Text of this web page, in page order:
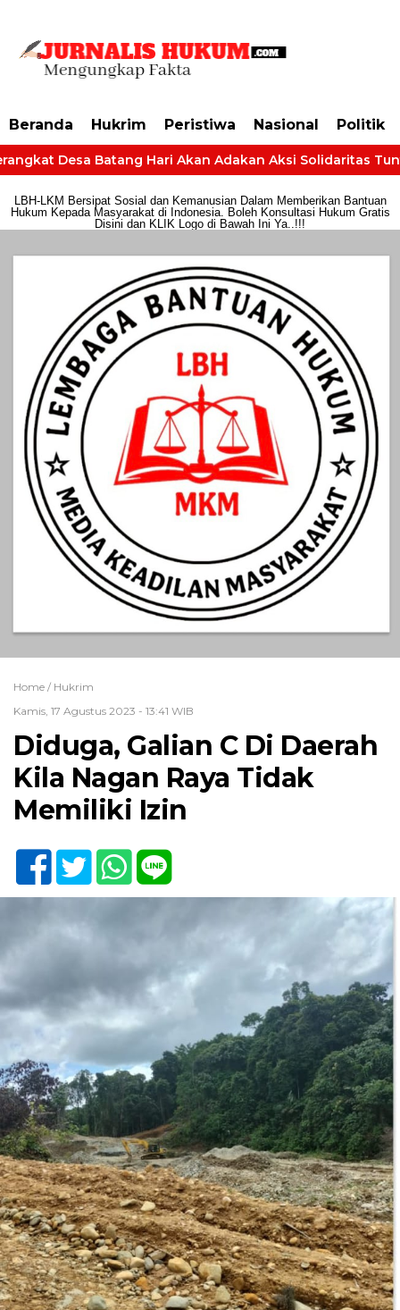
Beranda Hukrim Peristiwa Nasional Politik
Desa Batang Hari Akan Adakan Aksi Solidaritas
LBH-LKM Bersipat Sosial dan Kemanusian Dalam Memberikan Bantuan
Hukum Kepada Masyarakat di Indonesia. Boleh Konsultasi Hukum Gratis
Disini dan KLIK Logo di Bawah Ini Ya..!!!
Home / Hukrim
Kamis, 17 Agustus 2023 - 13:41 WIB
Diduga, Galian C Di Daerah
Kila Nagan Raya Tidak
Memiliki Izin